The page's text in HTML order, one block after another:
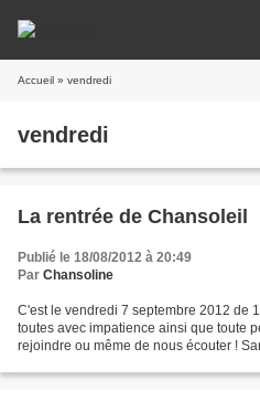
Accueil » vendredi
vendredi
La rentrée de Chansoleil
Publié le 18/08/2012 à 20:49
Par Chansoline
C'est le vendredi 7 septembre 2012 de
toutes avec impatience ainsi que toute
rejoindre ou même de nous écouter !